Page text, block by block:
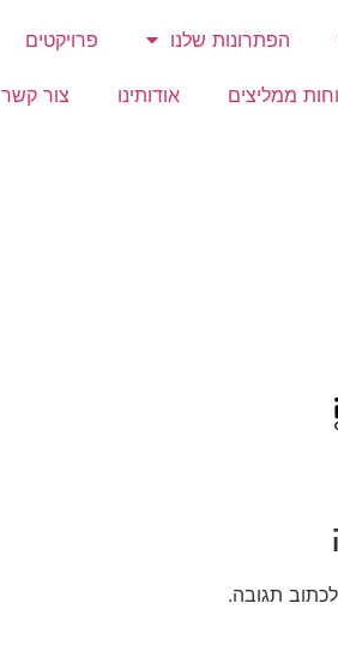
הפתרונות שלנו פרויקטים
ממליצים אודותינו צור קשר
תגובה.